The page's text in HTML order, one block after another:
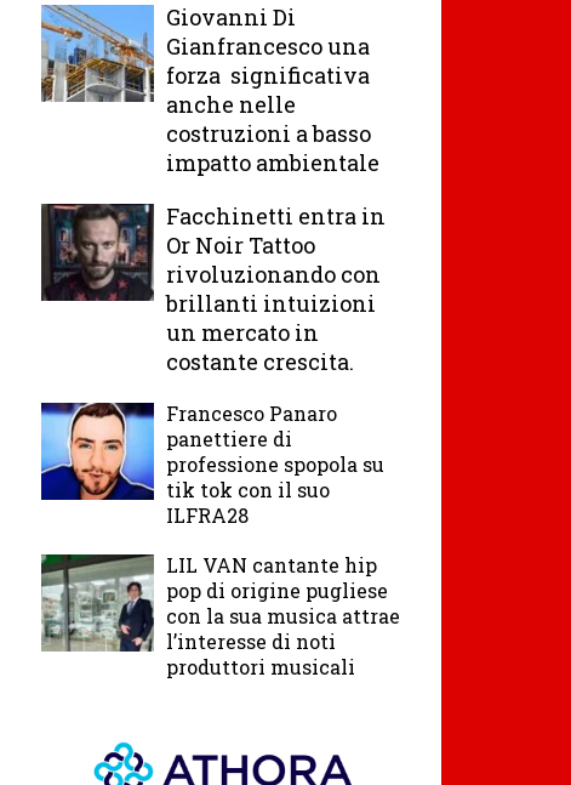
Giovanni Di
Gianfrancesco una
forza significativa
anche nelle
costruzioni a basso
impatto ambientale
Facchinetti entra in
Or Noir Tattoo
rivoluzionando con
brillanti intuizioni
un mercato in
costante crescita.
Francesco Panaro
panettiere di
professione spopola su
tik tok con il suo
ILFRA28
LIL VAN cantante hip
pop di origine pugliese
con la sua musica attrae
l’interesse di noti
produttori musicali